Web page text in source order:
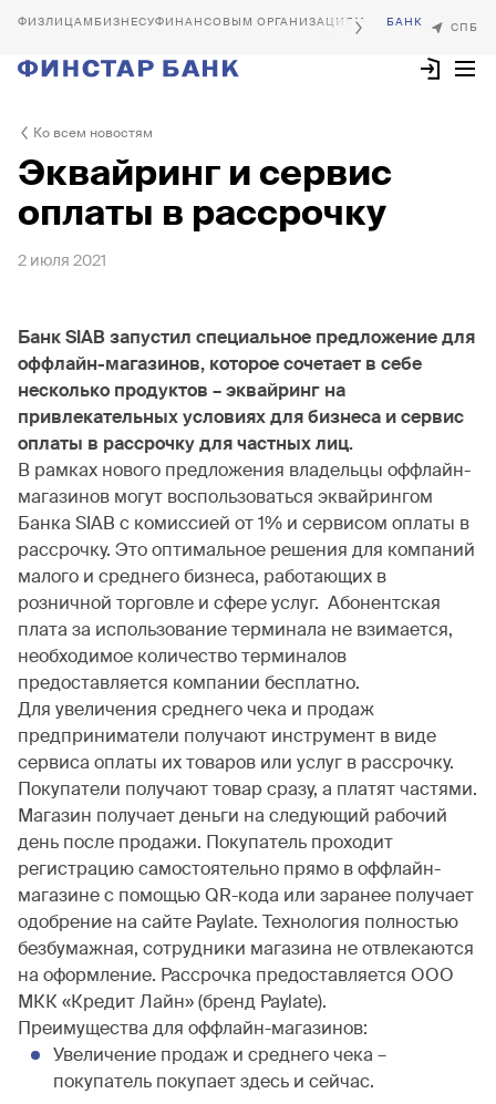
БИЗНЕСУФИНАНСОВЫМ ОРГАНИЗАЦИЯМ
Ко всем новостям
Эквайринг и сервис
оплаты в рассрочку
2 июля 2021
Банк SIAB запустил специальное предложение для
оффлайн-магазинов, которое сочетает в себе
несколько продуктов – эквайринг на
привлекательных условиях для бизнеса и сервис
оплаты в рассрочку для частных лиц.
В рамках нового предложения владельцы оффлайн-
магазинов могут воспользоваться эквайрингом
Банка SIAB с комиссией от 1% и сервисом оплаты в
рассрочку. Это оптимальное решения для компаний
малого и среднего бизнеса, работающих в
розничной торговле и сфере услуг. Абонентская
плата за использование терминала не взимается,
необходимое количество терминалов
предоставляется компании бесплатно.
Для увеличения среднего чека и продаж
предприниматели получают инструмент в виде
сервиса оплаты их товаров или услуг в рассрочку.
Покупатели получают товар сразу, а платят частями.
Магазин получает деньги на следующий рабочий
день после продажи. Покупатель проходит
регистрацию самостоятельно прямо в оффлайн-
магазине с помощью QR-кода или заранее получает
одобрение на сайте Paylate. Технология полностью
безбумажная, сотрудники магазина не отвлекаются
на оформление. Рассрочка предоставляется ООО
МКК «Кредит Лайн» (бренд Paylate).
Преимущества для оффлайн-магазинов:
Увеличение продаж и среднего чека –
покупатель покупает здесь и сейчас.